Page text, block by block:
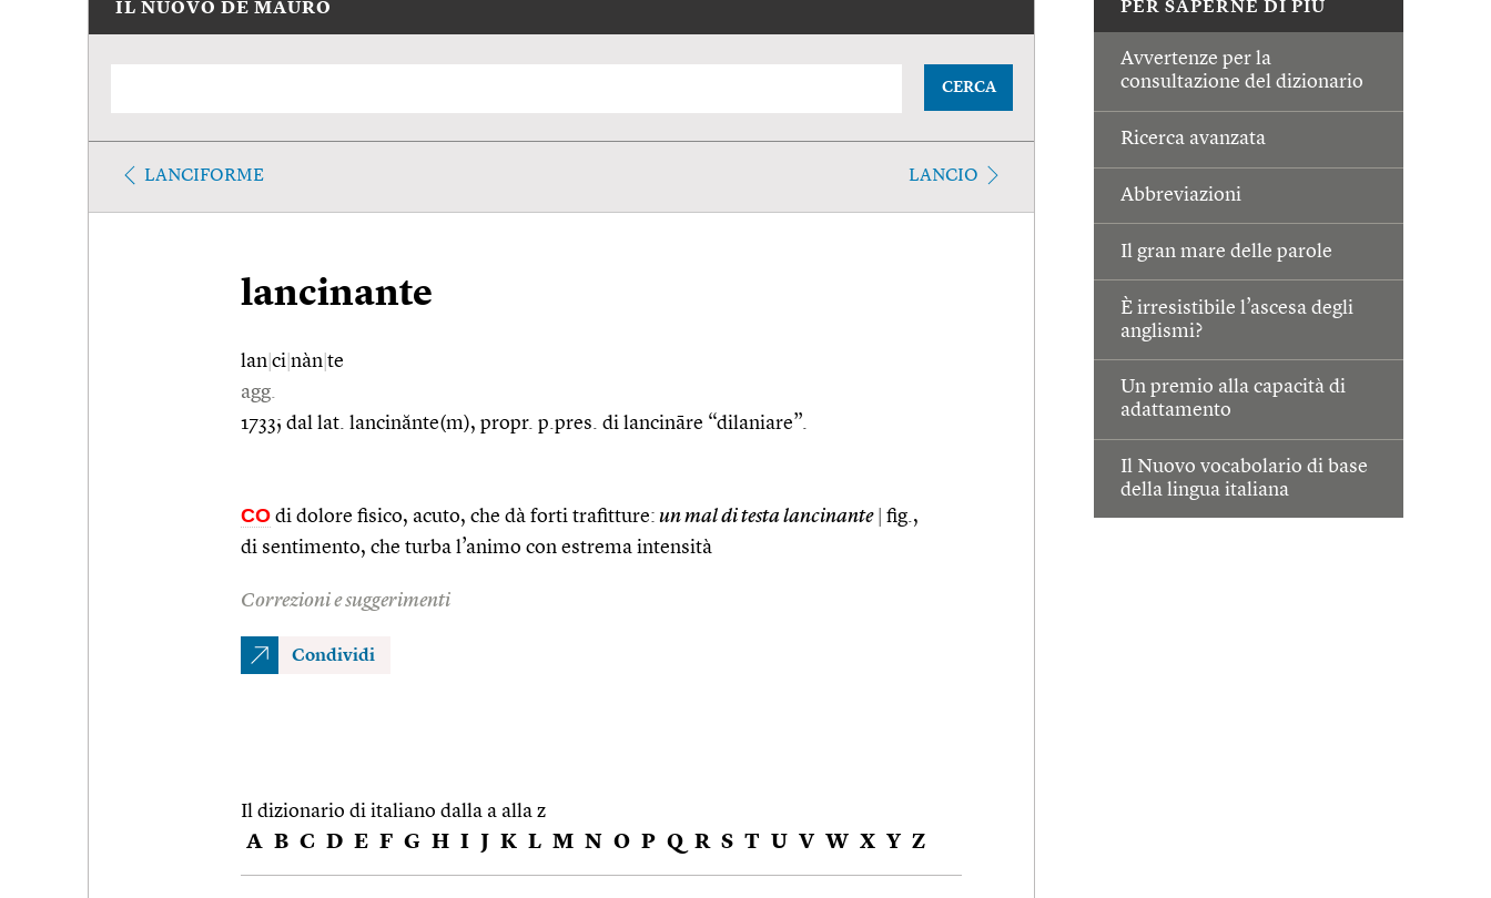
PER SAPERNE DI PIÙ
Avvertenze per la
consultazione del dizionario
Ricerca avanzata
Abbreviazioni
Il gran mare delle parole
È irresistibile l’ascesa degli
anglismi?
Un premio alla capacità di
adattamento
Il Nuovo vocabolario di base
della lingua italiana
IL NUOVO DE MAURO
CERCA
LANCIFORME LANCIO
lancinante
lan ci nàn te
agg.
1733; dal lat. lancinănte(m), propr. p.pres. di lancināre “dilaniare”.
CO di dolore fisico, acuto, che dà forti trafitture: un mal di testa lancinante
fig.,
di sentimento, che turba l’animo con estrema intensità
Correzioni e suggerimenti
Condividi
Il dizionario di italiano dalla a alla z
A B C D E F G H I J K L M N O P Q R S T U V W X Y Z